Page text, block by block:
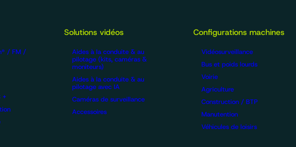
/ FM /
+
Solutions vidéos
Aides à la conduite & au
pilotage (kits, caméras &
moniteurs)
Aides à la conduite & au
pilotage avec IA
Caméras de surveillance
Accessoires
Configurations machines
Vidéosurveillance
Bus et poids lourds
Voirie
Agriculture
Construction / BTP
Manutention
Véhicules de loisirs